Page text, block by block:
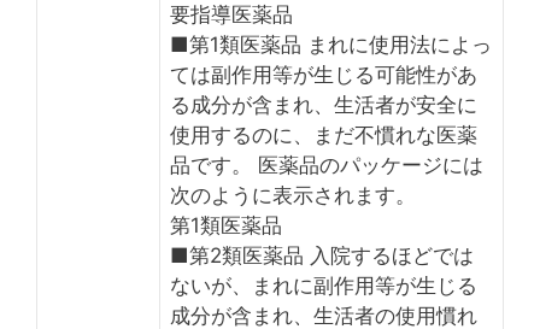
要指導医薬品
■第1類医薬品 まれに使用法によっ
ては副作用等が生じる可能性があ
る成分が含まれ、生活者が安全に
使用するのに、まだ不慣れな医薬
品です。 医薬品のパッケージには
次のように表示されます。
第1類医薬品
■第2類医薬品 入院するほどでは
ないが、まれに副作用等が生じる
成分が含まれ、生活者の使用慣れ